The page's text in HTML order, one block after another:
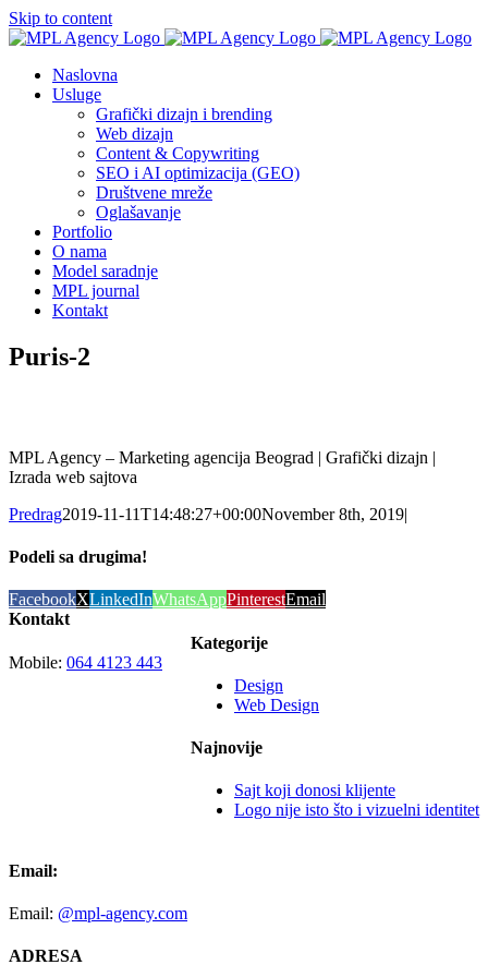
Skip to content
Naslovna
Usluge
Grafički dizajn i brending
Web dizajn
Content & Copywriting
SEO i AI optimizacija (GEO)
Društvene mreže
Oglašavanje
Portfolio
O nama
Model saradnje
MPL journal
Kontakt
Puris-2
MPL Agency – Marketing agencija Beograd | Grafički dizajn |
Izrada web sajtova
Predrag2019-11-11T14:48:27+00:00November 8th, 2019|
Podeli sa drugima!
FacebookXLinkedInWhatsAppPinterestEmail
Kategorije
Design
Web Design
Najnovije
Sajt koji donosi klijente
Logo nije isto što i vizuelni identitet
Kontakt
Mobile: 064 4123 443
Email:
Email: @mpl-agency.com
ADRESA